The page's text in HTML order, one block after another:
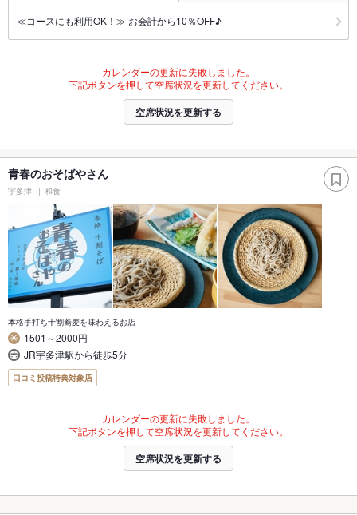
≪コースにも利用OK！≫ お会計から10％OFF♪
カレンダーの更新に失敗しました。
下記ボタンを押して空席状況を更新してください。
空席状況を更新する
青春のおそばやさん
宇多津 和食
本格手打ち十割蕎麦を味わえるお店
1501～2000円
JR宇多津駅から徒歩5分
口コミ投稿特典対象店
カレンダーの更新に失敗しました。
下記ボタンを押して空席状況を更新してください。
空席状況を更新する